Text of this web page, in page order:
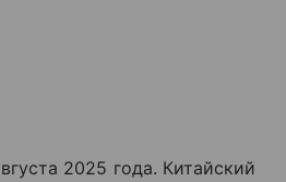
2025 года. Китайский